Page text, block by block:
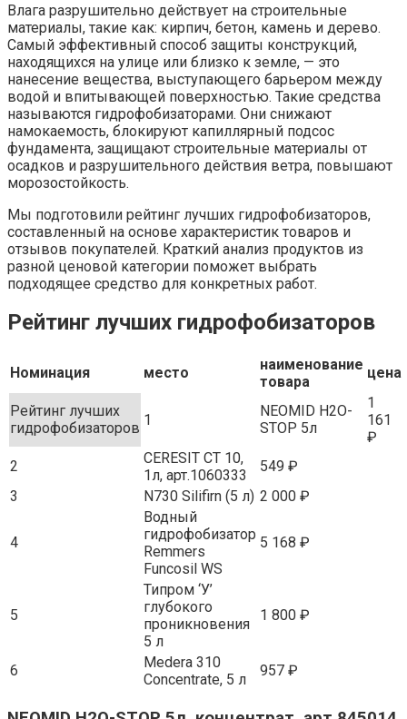
Влага разрушительно действует на строительные
материалы, такие как: кирпич, бетон, камень и дерево.
Самый эффективный способ защиты конструкций,
находящихся на улице или близко к земле, — это
нанесение вещества, выступающего барьером между
водой и впитывающей поверхностью. Такие средства
называются гидрофобизаторами. Они снижают
намокаемость, блокируют капиллярный подсос
фундамента, защищают строительные материалы от
осадков и разрушительного действия ветра, повышают
морозостойкость.
Мы подготовили рейтинг лучших гидрофобизаторов,
составленный на основе характеристик товаров и
отзывов покупателей. Краткий анализ продуктов из
разной ценовой категории поможет выбрать
подходящее средство для конкретных работ.
Рейтинг лучших гидрофобизаторов
Номинация место
наименование
товара
цена
Рейтинг лучших
гидрофобизаторов 1
NEOMID H2O-
STOP 5л
1
161
₽
2
CERESIT CT 10,
1л, арт.1060333
549 ₽
3
N730 Silifirn (5 л) 2 000 ₽
4
Водный
гидрофобизатор
Remmers
Funcosil WS
5 168 ₽
5
Типром ‘У’
глубокого
проникновения
5 л
1 800 ₽
6
Medera 310
Concentrate, 5 л
957 ₽